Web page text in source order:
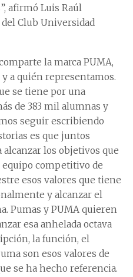
afirmó Luis Raúl
Club Universidad
la marca PUMA,
a quién representamos.
se tiene por una
de 383 mil alumnas y
seguir escribiendo
es que juntos
los objetivos que
competitivo de
esos valores que tiene
y alcanzar el
Pumas y PUMA quieren
esa anhelada octava
la función, el
son esos valores de
se ha hecho referencia.